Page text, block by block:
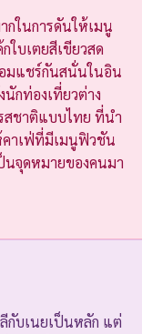
กในการดันให้เมนู
ใบเตยสีเขียวสด
มแชร์กันสนั่นในอิน
กท่องเที่ยวต่าง
สชาติแบบไทย ที่นำ
าเฟ่ที่มีเมนูฟิวชัน
นจุดหมายของคนมา
กับเนยเป็นหลัก แต่